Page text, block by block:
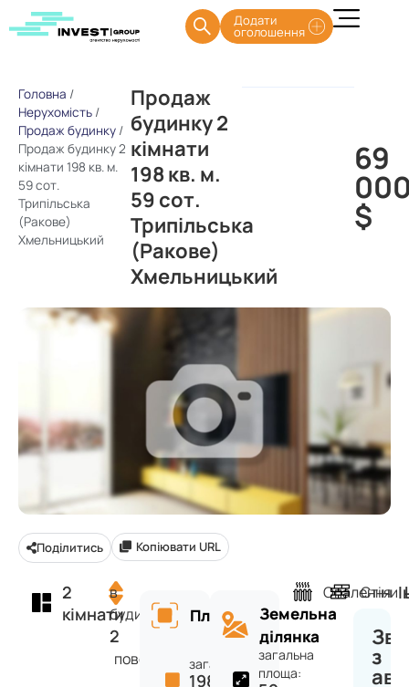
Додати
оголошення
Головна /
Нерухомість /
Продаж будинку /
Продаж будинку 2
кімнати 198 кв. м.
59 сот.
Трипільська
(Ракове)
Хмельницький
Продаж
будинку 2
кімнати
198 кв. м.
59 сот.
Трипільська
(Ракове)
Хмельницький
69
$
Поділитись Копіювати URL
2
кімнати
в
будинку
2
поверхів
Площа
загальна:
198
Земельна
ділянка
загальна
площа:
Опалення
Стіни
з